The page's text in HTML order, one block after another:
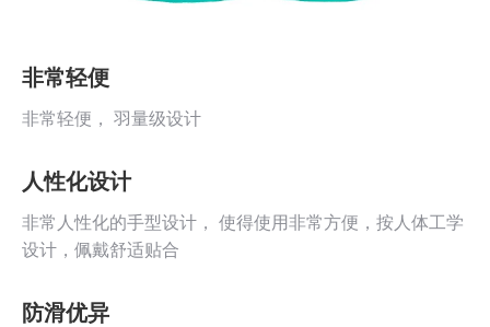
非常轻便
非常轻便， 羽量级设计
人性化设计
非常人性化的手型设计， 使得使用非常方便，按人体工学
设计，佩戴舒适贴合
防滑优异